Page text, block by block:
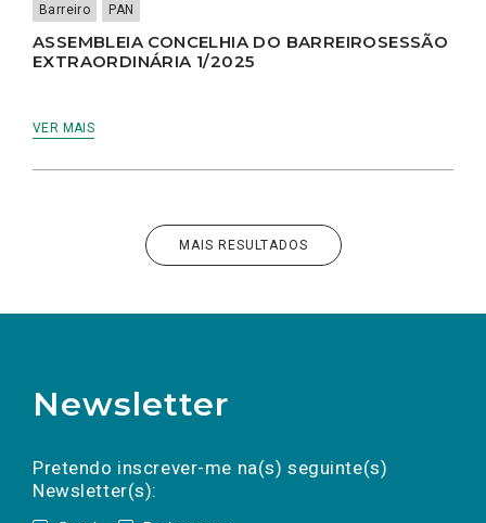
Barreiro PAN
ASSEMBLEIA CONCELHIA DO BARREIROSESSÃO
EXTRAORDINÁRIA 1/2025
VER MAIS
MAIS RESULTADOS
Newsletter
Pretendo inscrever-me na(s) seguinte(s)
Newsletter(s):
a(s) newsletter(s).
mail